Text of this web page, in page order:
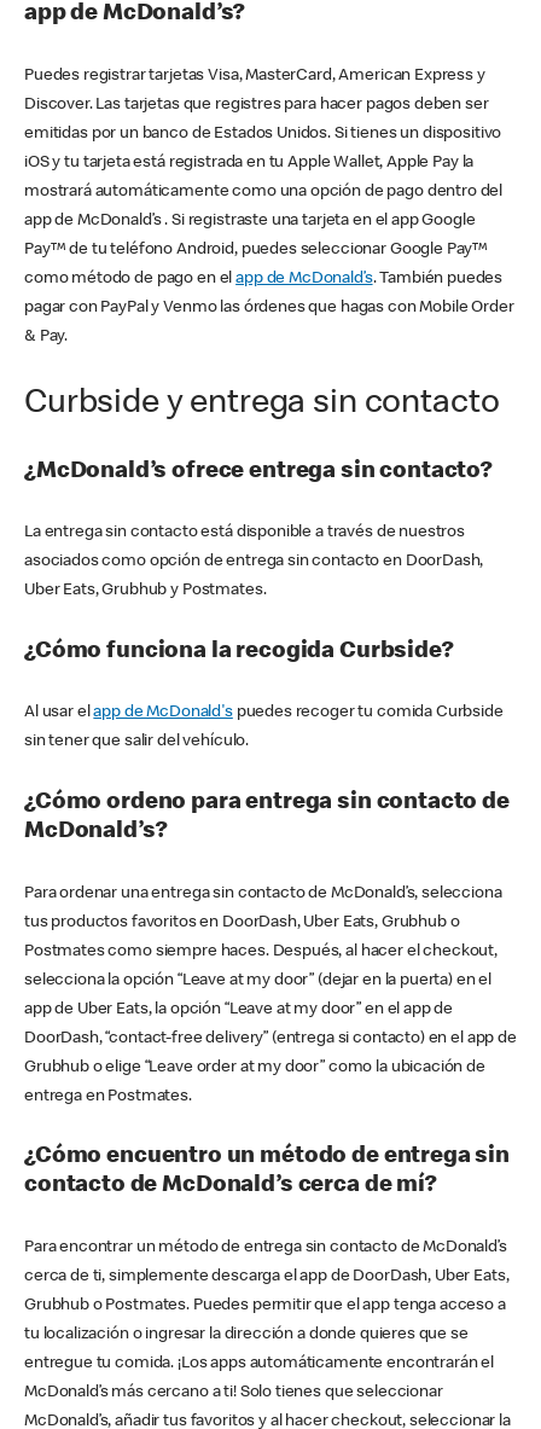
app de McDonald’s?
Puedes registrar tarjetas Visa, MasterCard, American Express y
Discover. Las tarjetas que registres para hacer pagos deben ser
emitidas por un banco de Estados Unidos. Si tienes un dispositivo
iOS y tu tarjeta está registrada en tu Apple Wallet, Apple Pay la
mostrará automáticamente como una opción de pago dentro del
app de McDonald’s . Si registraste una tarjeta en el app Google
Pay™ de tu teléfono Android, puedes seleccionar Google Pay™
como método de pago en elapp de McDonald’s. También puedes
pagar con PayPal y Venmo las órdenes que hagas con Mobile Order
& Pay.
Curbside y entrega sin contacto
¿McDonald’s ofrece entrega sin contacto?
La entrega sin contacto está disponible a través de nuestros
asociados como opción de entrega sin contacto en DoorDash,
Uber Eats, Grubhub y Postmates.
¿Cómo funciona la recogida Curbside?
Al usar elapp de McDonald'spuedes recoger tu comida Curbside
sin tener que salir del vehículo.
¿Cómo ordeno para entrega sin contacto de
McDonald’s?
Para ordenar una entrega sin contacto de McDonald’s, selecciona
tus productos favoritos en DoorDash, Uber Eats, Grubhub o
Postmates como siempre haces. Después, al hacer el checkout,
selecciona la opción “Leave at my door” (dejar en la puerta) en el
app de Uber Eats, la opción “Leave at my door” en el app de
DoorDash, “contact-free delivery” (entrega si contacto) en el app de
Grubhub o elige “Leave order at my door” como la ubicación de
entrega en Postmates.
¿Cómo encuentro un método de entrega sin
contacto de McDonald’s cerca de mí?
Para encontrar un método de entrega sin contacto de McDonald’s
cerca de ti, simplemente descarga el app de DoorDash, Uber Eats,
Grubhub o Postmates. Puedes permitir que el app tenga acceso a
tu localización o ingresar la dirección a donde quieres que se
entregue tu comida. ¡Los apps automáticamente encontrarán el
McDonald’s más cercano a ti! Solo tienes que seleccionar
McDonald’s, añadir tus favoritos y al hacer checkout, seleccionar la